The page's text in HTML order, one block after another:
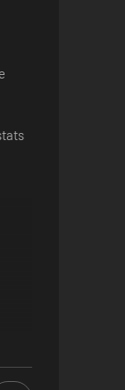
de pinceau.